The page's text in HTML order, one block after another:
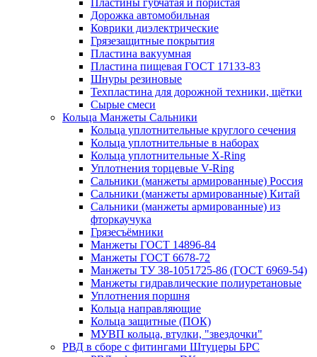
Пластины губчатая и пористая
Дорожка автомобильная
Коврики диэлектрические
Грязезащитные покрытия
Пластина вакуумная
Пластина пищевая ГОСТ 17133-83
Шнуры резиновые
Техпластина для дорожной техники, щётки
Сырые смеси
Кольца Манжеты Сальники
Кольца уплотнительные круглого сечения
Кольца уплотнительные в наборах
Кольца уплотнительные Х-Ring
Уплотнения торцевые V-Ring
Сальники (манжеты армированные) Россия
Сальники (манжеты армированные) Китай
Сальники (манжеты армированные) из
фторкаучука
Грязесъёмники
Манжеты ГОСТ 14896-84
Манжеты ГОСТ 6678-72
Манжеты ТУ 38-1051725-86 (ГОСТ 6969-54)
Манжеты гидравлические полиуретановые
Уплотнения поршня
Кольца направляющие
Кольца защитные (ПОК)
МУВП кольца, втулки, "звездочки"
РВД в сборе с фитингами Штуцеры БРС